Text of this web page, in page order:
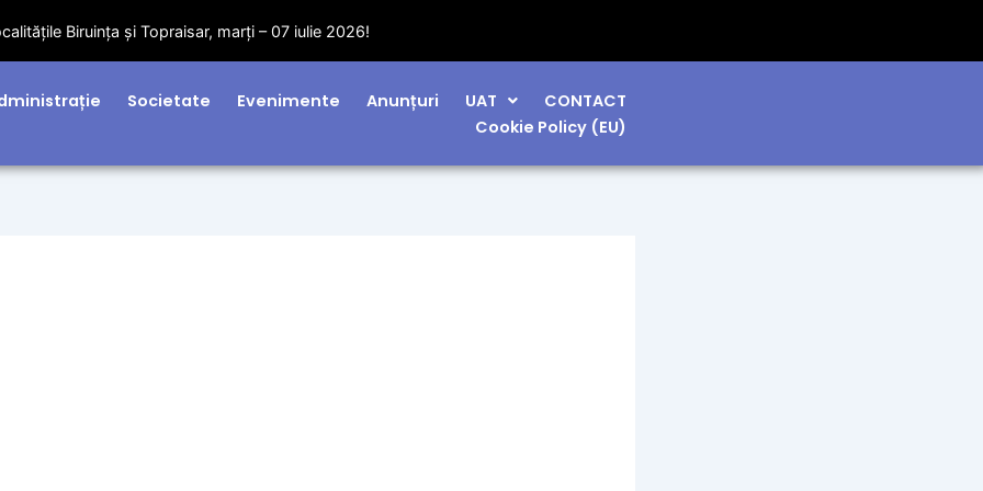
Biruința și Topraisar, marți – 07 iulie 2026!
Societate Evenimente Anunțuri UAT
CONTACT
Cookie Policy (EU)